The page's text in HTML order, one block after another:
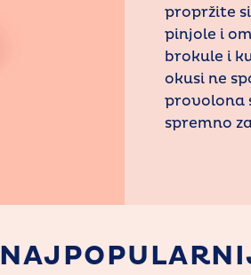
propržite
pinjole i
brokule i
okusi ne
provolona
spremno